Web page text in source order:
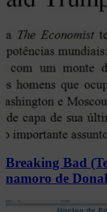
Breaking Bad
namoro de